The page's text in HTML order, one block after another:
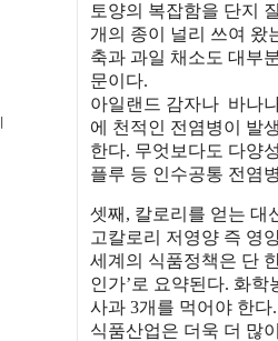
토양의 복잡함을 단지
개의 종이 널리 쓰여 왔
축과 과일 채소도 대부
문이다.
아일랜드 감자나 바나
에 천적인 전염병이 발
한다. 무엇보다도 다양
플루 등 인수공통 전염
셋째, 칼로리를 얻는 대
고칼로리 저영양 즉 영
세계의 식품정책은 단
인가’로 요약된다. 화
사과 3개를 먹어야 한다.
식품산업은 더욱 더 많